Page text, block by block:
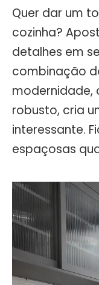
Quer dar um
cozinha?
detalhes em
combinação
modernidade,
robusto, cria
interessante.
espaçosas